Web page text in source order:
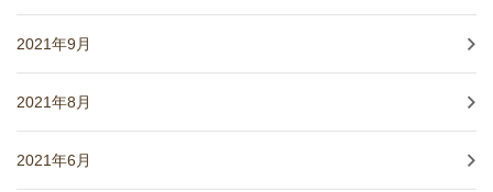
2021年9月
2021年8月
2021年6月